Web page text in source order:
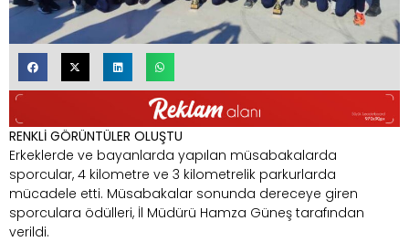
RENKLİ GÖRÜNTÜLER OLUŞTU
Erkeklerde ve bayanlarda yapılan müsabakalarda
sporcular, 4 kilometre ve 3 kilometrelik parkurlarda
mücadele etti. Müsabakalar sonunda dereceye giren
sporculara ödülleri, İl Müdürü Hamza Güneş tarafından
verildi.